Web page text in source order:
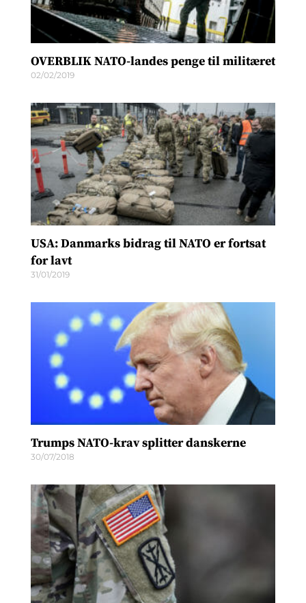
OVERBLIK NATO-landes penge til militæret
02/02/2019
USA: Danmarks bidrag til NATO er fortsat
for lavt
31/01/2019
Trumps NATO-krav splitter danskerne
30/07/2018